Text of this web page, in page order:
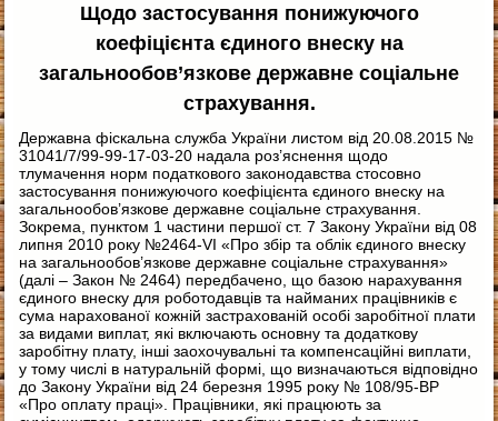
Щодо застосування понижуючого
коефіцієнта єдиного внеску на
загальнообов’язкове державне соціальне
страхування.
Державна фіскальна служба України листом від 20.08.2015 №
31041/7/99-99-17-03-20 надала роз’яснення щодо
тлумачення норм податкового законодавства стосовно
застосування понижуючого коефіцієнта єдиного внеску на
загальнообов’язкове державне соціальне страхування.
Зокрема, пунктом 1 частини першої ст. 7 Закону України від 08
липня 2010 року №2464-VI «Про збір та облік єдиного внеску
на загальнообов’язкове державне соціальне страхування»
(далі – Закон № 2464) передбачено, що базою нарахування
єдиного внеску для роботодавців та найманих працівників є
сума нарахованої кожній застрахованій особі заробітної плати
за видами виплат, які включають основну та додаткову
заробітну плату, інші заохочувальні та компенсаційні виплати,
у тому числі в натуральній формі, що визначаються відповідно
до Закону України від 24 березня 1995 року № 108/95-ВР
«Про оплату праці». Працівники, які працюють за